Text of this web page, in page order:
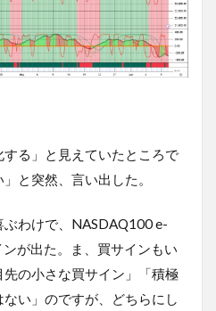
る」と見えていたところで
と突然、言い出した。
わけで、NASDAQ100 e-
が出た。ま、買サインもい
の小さな買サイン」「積極
い」のですが、どちらにし